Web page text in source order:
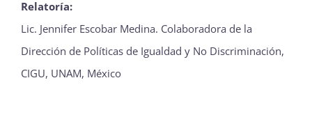
Relatoría:
Lic. Jennifer Escobar Medina. Colaboradora de la
Dirección de Políticas de Igualdad y No Discriminación,
CIGU, UNAM, México